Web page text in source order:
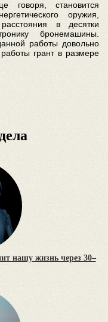
говоря, становится
оружия,
в десятки
бронемашины.
работы довольно
грант в размере
нашу жизнь через 30–